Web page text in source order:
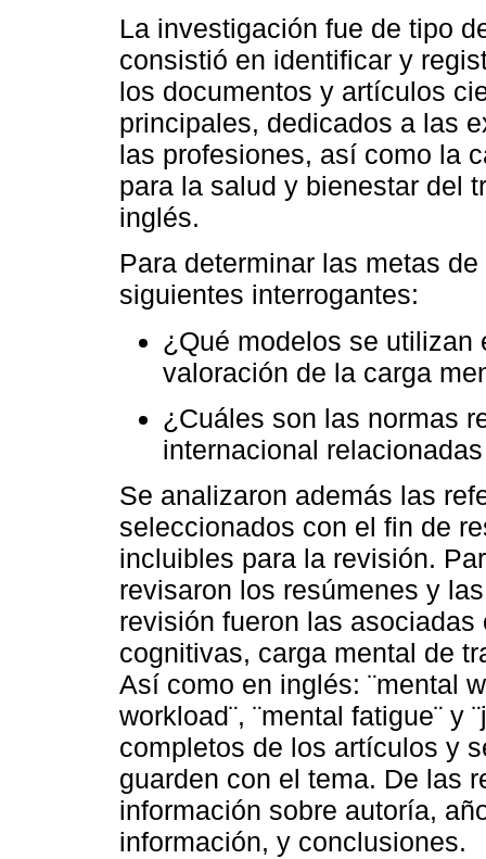
La investigación fue de tipo
consistió en identificar y
los documentos y artículos
principales, dedicados a las
las profesiones, así como la
para la salud y bienestar del
inglés.
Para determinar las metas
siguientes interrogantes:
¿Qué modelos se utilizan
valoración de la carga
¿Cuáles son las normas
internacional
Se analizaron además las
seleccionados con el fin de
incluibles para la revisión.
revisaron los resúmenes y
revisión fueron las
cognitivas, carga mental de
Así como en inglés: ¨mental
workload¨, ¨mental fatigue¨ y
completos de los artículos y
guarden con el tema. De las
información sobre autoría,
información, y conclusiones.